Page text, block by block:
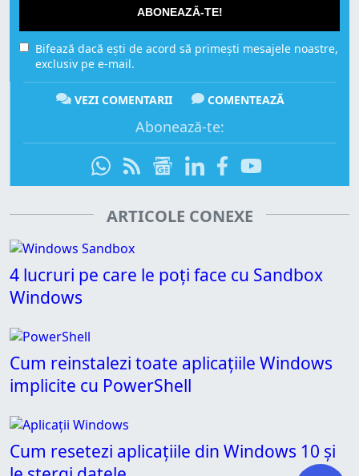
ABONEAZĂ-TE!
Bifează dacă ești de acord să primești mesajele noastre,
exclusiv pe e-mail.
VEZI COMENTARII COMENTEAZĂ
Abonează-te:
ARTICOLE CONEXE
4 lucruri pe care le poți face cu Sandbox
Windows
Cum reinstalezi toate aplicațiile Windows
implicite cu PowerShell
Cum resetezi aplicațiile din Windows 10 și